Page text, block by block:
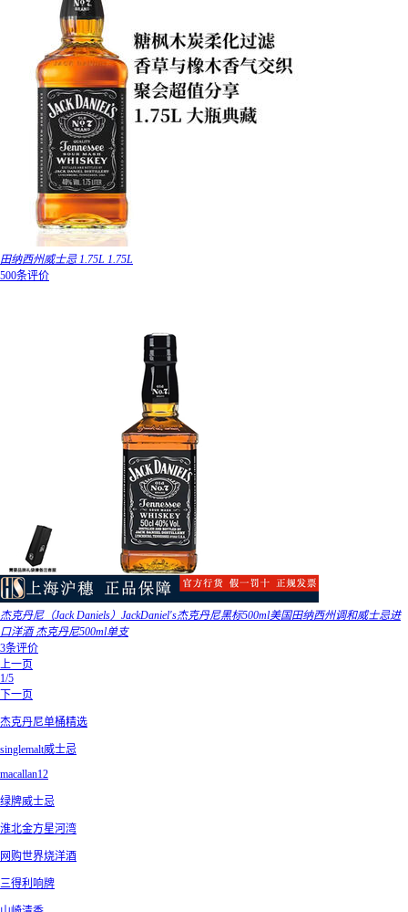
田纳西州威士忌 1.75L 1.75L
500条评价
杰克丹尼（Jack Daniels）JackDaniel's杰克丹尼黑标500ml美国田纳西州调和威士忌进
口洋酒 杰克丹尼500ml单支
3条评价
上一页
1/5
下一页
杰克丹尼单桶精选
singlemalt威士忌
macallan12
绿牌威士忌
淮北金方星河湾
网购世界烧洋酒
三得利响牌